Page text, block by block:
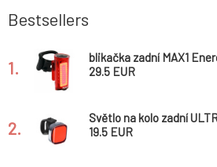
Bestsellers
1.
blikačka zadní MAX1
29.5 EUR
2.
Světlo na kolo zadní
OXFORD (LED, světelný
19.5 EUR